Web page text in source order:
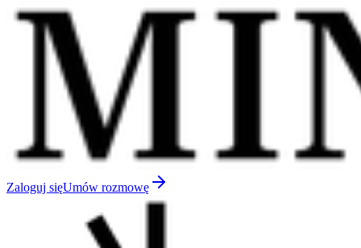
Zaloguj sięUmów rozmowę